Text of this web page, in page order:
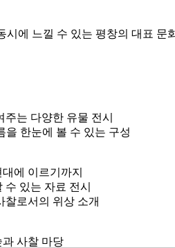
시에 느낄 수 있는 평창의 대표 문
는 다양한 유물 전시
을 한눈에 볼 수 있는 구성
에 이르기까지
있는 자료 전시
찰로서의 위상 소개
사찰 마당